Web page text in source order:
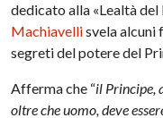
dedicato alla «Lealtà
Machiavellisvela alcuni
segreti del potere del
Afferma che “il Principe,
oltre che uomo, deve